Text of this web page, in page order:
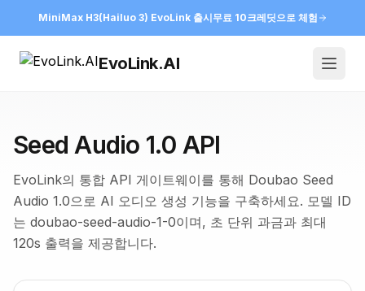
MiniMax H3(Hailuo 3) EvoLink 출시무료 10크레딧으로 체험
EvoLink.AI
Seed Audio 1.0 API
EvoLink의 통합 API 게이트웨이를 통해 Doubao Seed
Audio 1.0으로 AI 오디오 생성 기능을 구축하세요. 모델 ID
는 doubao-seed-audio-1-0이며, 초 단위 과금과 최대
120s 출력을 제공합니다.